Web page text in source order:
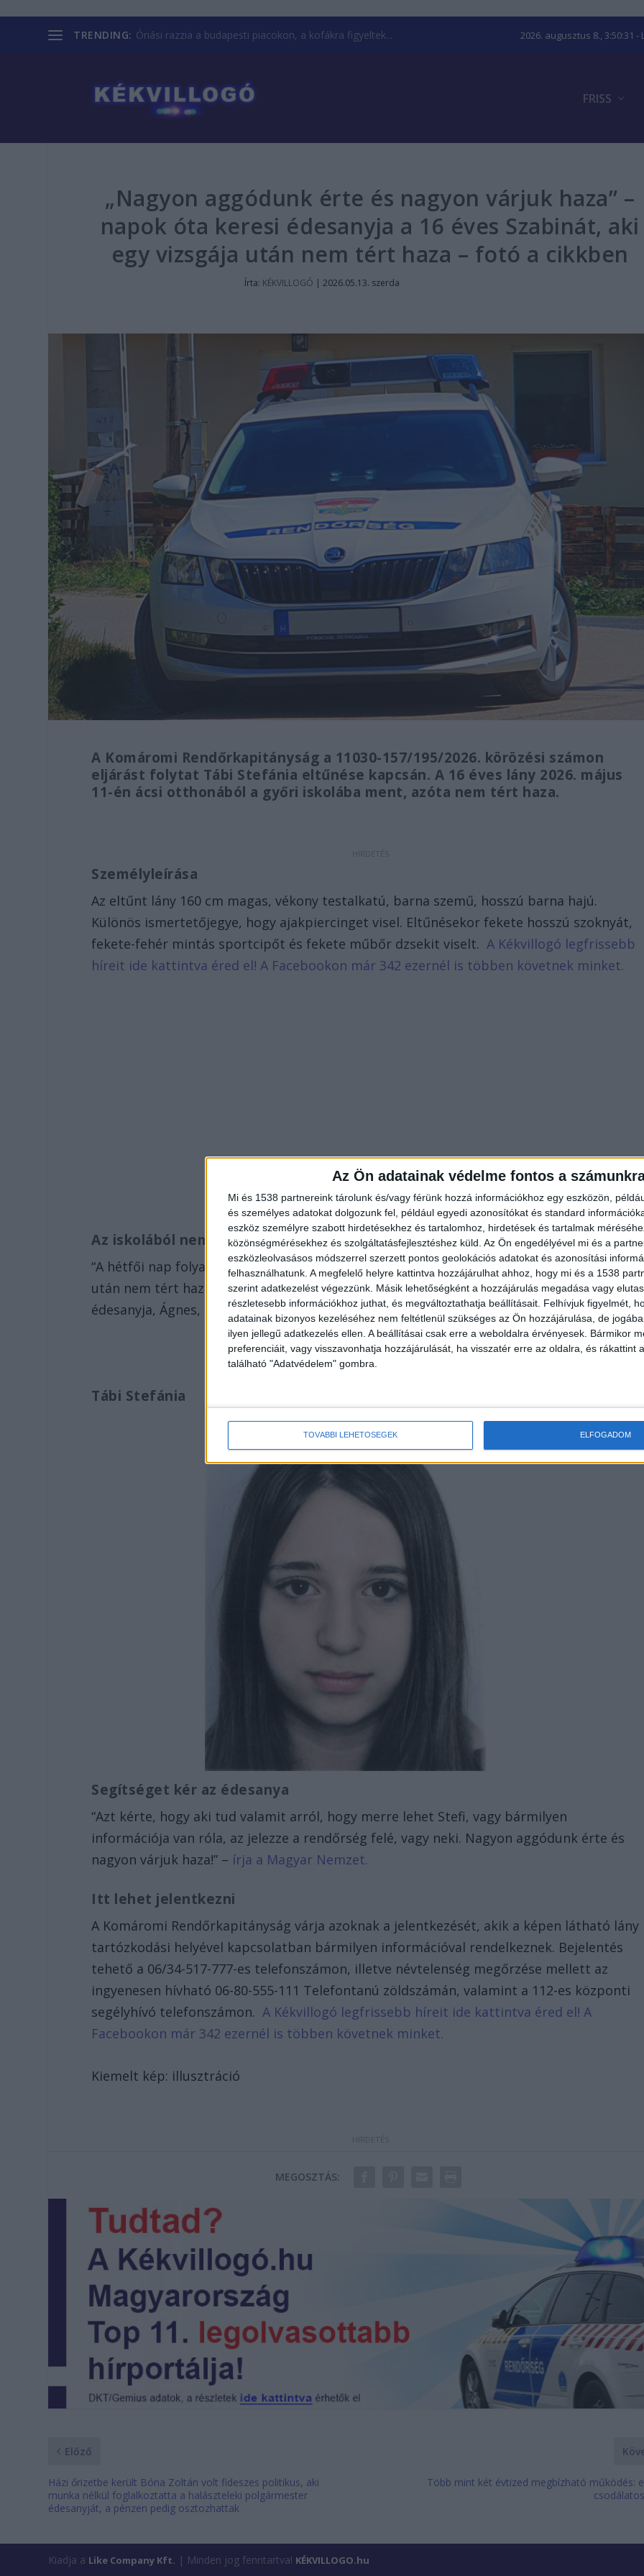
Az Ön adatainak védelme fontos a
Mi és 1538 partnereink tárolunk és/vagy férünk hozzá információkhoz egy eszközön,
és személyes adatokat dolgozunk fel, például egyedi azonosítókat és standard
eszköz személyre szabott hirdetésekhez és tartalomhoz, hirdetések és tartalmak
közönségmérésekhez és szolgáltatásfejlesztéshez küld. Az Ön engedélyével mi és a
eszközleolvasásos módszerrel szerzett pontos geolokációs adatokat és azonosítási
felhasználhatunk. A megfelelő helyre kattintva hozzájárulhat ahhoz, hogy mi és a 1538
szerint adatkezelést végezzünk. Másik lehetőségként a hozzájárulás megadása vagy
részletesebb információkhoz juthat, és megváltoztathatja beállításait. Felhívjuk figyelmét,
adatainak bizonyos kezeléséhez nem feltétlenül szükséges az Ön hozzájárulása, de
ilyen jellegű adatkezelés ellen. A beállításai csak erre a weboldalra érvényesek. Bármikor
preferenciáit, vagy visszavonhatja hozzájárulását, ha visszatér erre az oldalra, és rákattint
található "Adatvédelem" gombra.
TOVÁBBI LEHETŐSÉGEK ELFOGADOM
TRENDING: Óriási razzia a budapesti piacokon, a kofákra figyeltek... 2026. augusztus 8., 3:50:32 -
FRISS
„Nagyon aggódunk érte és nagyon várjuk haza” –
napok óta keresi édesanyja a 16 éves Szabinát, aki
egy vizsgája után nem tért haza – fotó a cikkben
Írta: KÉKVILLOGÓ |2026.05.13. szerda
A Komáromi Rendőrkapitányság a 11030-157/195/2026. körözési számon
eljárást folytat Tábi Stefánia eltűnése kapcsán. A 16 éves lány 2026. május
11-én ácsi otthonából a győri iskolába ment, azóta nem tért haza.
Személyleírása
Az eltűnt lány 160 cm magas, vékony testalkatú, barna szemű, hosszú barna hajú.
Különös ismertetőjegye, hogy ajakpiercinget visel. Eltűnésekor fekete hosszú szoknyát,
fekete-fehér mintás sportcipőt és fekete műbőr dzsekit viselt.A Kékvillogó legfrissebb
híreit ide kattintva éred el! A Facebookon már 342 ezernél is többen követnek minket.
Az iskolából nem ment haza
“A hétfői nap folyamán lányom, Stefánia Győrből, az iskolából, sikeres ágazati vizsgája
után nem tért haza otthonába, Ácsra a mai napig”– írja a szerdai bejegyzésében Stefánia
édesanyja, Ágnes, hozzátéve, a rendőrségen már bejelentést tettek az eltűnésről.
Tábi Stefánia
Segítséget kér az édesanya
“Azt kérte, hogy aki tud valamit arról, hogy merre lehet Stefi, vagy bármilyen
információja van róla, az jelezze a rendőrség felé, vagy neki. Nagyon aggódunk érte és
nagyon várjuk haza!” – írja a Magyar Nemzet.
Itt lehet jelentkezni
A Komáromi Rendőrkapitányság várja azoknak a jelentkezését, akik a képen látható lány
tartózkodási helyével kapcsolatban bármilyen információval rendelkeznek. Bejelentés
tehető a 06/34-517-777-es telefonszámon, illetve névtelenség megőrzése mellett az
ingyenesen hívható 06-80-555-111 Telefontanú zöldszámán, valamint a 112-es központi
segélyhívó telefonszámon.A Kékvillogó legfrissebb híreit ide kattintva éred el! A
Facebookon már 342 ezernél is többen követnek minket.
Kiemelt kép: illusztráció
MEGOSZTÁS:
Előző
Házi őrizetbe került Bóna Zoltán volt fideszes politikus, aki
munka nélkül foglalkoztatta a halászteleki polgármester
édesanyját, a pénzen pedig osztozhattak
Több mint két évtized megbízható működés:
Kiadja a Like Company Kft. | Minden jog fenntartva! KÉKVILLOGO.hu